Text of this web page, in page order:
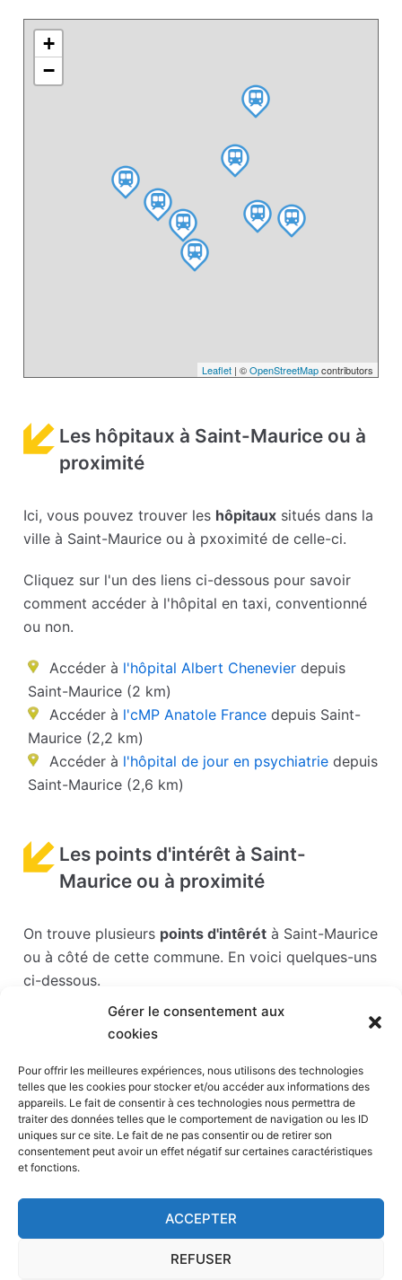
Gérer le consentement aux
cookies
Pour offrir les meilleures expériences, nous utilisons des technologies
telles que les cookies pour stocker et/ou accéder aux informations des
appareils. Le fait de consentir à ces technologies nous permettra de
traiter des données telles que le comportement de navigation ou les ID
uniques sur ce site. Le fait de ne pas consentir ou de retirer son
consentement peut avoir un effet négatif sur certaines caractéristiques
et fonctions.
ACCEPTER
REFUSER
+
−
Leaflet| ©OpenStreetMapcontributors
Les hôpitaux à Saint-Maurice ou à
proximité
Ici, vous pouvez trouver les hôpitaux situés dans la
ville à Saint-Maurice ou à pxoximité de celle-ci.
Cliquez sur l'un des liens ci-dessous pour savoir
comment accéder à l'hôpital en taxi, conventionné
ou non.
Accéder à l'hôpital Albert Chenevier depuis
Saint-Maurice (2 km)
Accéder à l'cMP Anatole France depuis Saint-
Maurice (2,2 km)
Accéder à l'hôpital de jour en psychiatrie depuis
Saint-Maurice (2,6 km)
Les points d'intérêt à Saint-
Maurice ou à proximité
On trouve plusieurs points d'intêrét à Saint-Maurice
ou à côté de cette commune. En voici quelques-uns
ci-dessous.
Les points d'intérêts sont généralement bien
desservis en matière de transports. Si vous cliquez
sur l'un des liens ci-dessous, vous en saurez plus
sur l'accessibilité en taxi et la proximité des
stations de taxis du point d'intérêt en question.
Hippodrome de Paris-Vincennes(430 m)
Voûtes(3,8 km)
Accorhotels Arena(3,9 km)
(4,5 km)